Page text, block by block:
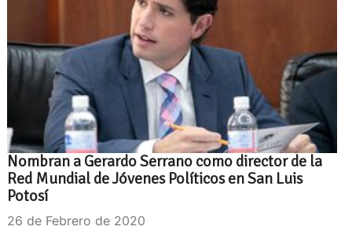
Nombran a Gerardo Serrano como director de la
Red Mundial de Jóvenes Políticos en San Luis
Potosí
26 de Febrero de 2020